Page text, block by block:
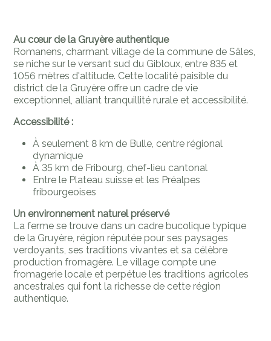
Au cœur de la Gruyère authentique
Romanens, charmant village de la commune de Sâles,
se niche sur le versant sud du Gibloux, entre 835 et
1056 mètres d'altitude. Cette localité paisible du
district de la Gruyère offre un cadre de vie
exceptionnel, alliant tranquillité rurale et accessibilité.
Accessibilité :
À seulement 8 km de Bulle, centre régional
dynamique
À 35 km de Fribourg, chef-lieu cantonal
Entre le Plateau suisse et les Préalpes
fribourgeoises
Un environnement naturel préservé
La ferme se trouve dans un cadre bucolique typique
de la Gruyère, région réputée pour ses paysages
verdoyants, ses traditions vivantes et sa célèbre
production fromagère. Le village compte une
fromagerie locale et perpétue les traditions agricoles
ancestrales qui font la richesse de cette région
authentique.